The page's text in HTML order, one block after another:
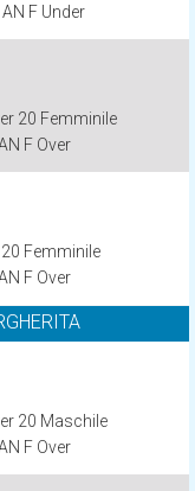
F Under
20 Femminile
F Over
Femminile
F Over
20 Maschile
F Over